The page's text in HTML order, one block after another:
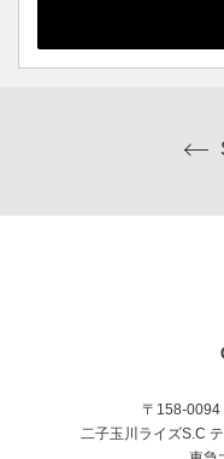
〒158-0094
二子玉川ライズS.C